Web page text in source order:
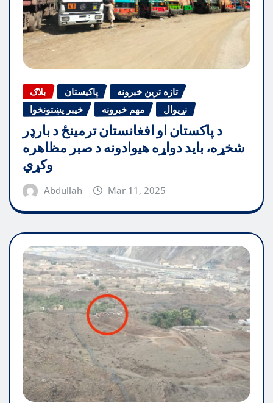
بلاګ پاکیستان
تازه ترین خبرونه
خیبر پښتونخوا
مهم خبرونه نړیوال
د پاکستان او افغانستان ترمینځ د بارډر
شخړه، باید دواړه هیوادونه د صبر مظاهره
وکړي
Abdullah Mar 11, 2025